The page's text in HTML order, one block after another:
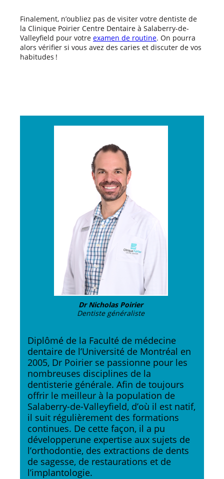
Finalement, n’oubliez pas de visiter votre dentiste de
la Clinique Poirier Centre Dentaire à Salaberry-de-
Valleyfield pour votre examen de routine. On pourra
alors vérifier si vous avez des caries et discuter de vos
habitudes !
Dr Nicholas Poirier
Dentiste généraliste
Diplômé de la Faculté de médecine
dentaire de l’Université de Montréal en
2005, Dr Poirier se passionne pour les
nombreuses disciplines de la
dentisterie générale. Afin de toujours
offrir le meilleur à la population de
Salaberry-de-Valleyfield, d’où il est natif,
il suit régulièrement des formations
continues. De cette façon, il a pu
développerune expertise aux sujets de
l’orthodontie, des extractions de dents
de sagesse, de restaurations et de
l’implantologie.